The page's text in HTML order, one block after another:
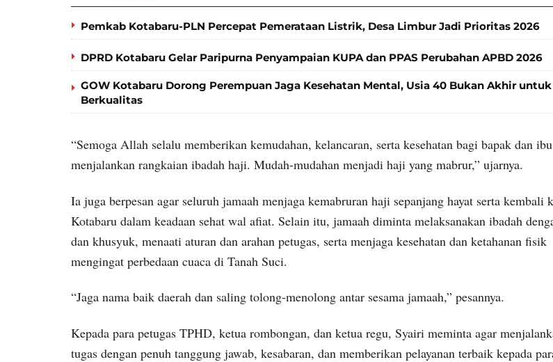
Pemkab Kotabaru-PLN Percepat Pemerataan Listrik, Desa Limbur Jadi Prioritas 2026
DPRD Kotabaru Gelar Paripurna Penyampaian KUPA dan PPAS Perubahan APBD 2026
GOW Kotabaru Dorong Perempuan Jaga Kesehatan Mental, Usia 40 Bukan Akhir untuk
Berkualitas
“Semoga Allah selalu memberikan kemudahan, kelancaran, serta kesehatan bagi bapak dan
menjalankan rangkaian ibadah haji. Mudah-mudahan menjadi haji yang mabrur,” ujarnya.
Ia juga berpesan agar seluruh jamaah menjaga kemabruran haji sepanjang hayat serta kembali
Kotabaru dalam keadaan sehat wal afiat. Selain itu, jamaah diminta melaksanakan ibadah
dan khusyuk, menaati aturan dan arahan petugas, serta menjaga kesehatan dan ketahanan fisik
mengingat perbedaan cuaca di Tanah Suci.
“Jaga nama baik daerah dan saling tolong-menolong antar sesama jamaah,” pesannya.
Kepada para petugas TPHD, ketua rombongan, dan ketua regu, Syairi meminta agar
tugas dengan penuh tanggung jawab, kesabaran, dan memberikan pelayanan terbaik kepada